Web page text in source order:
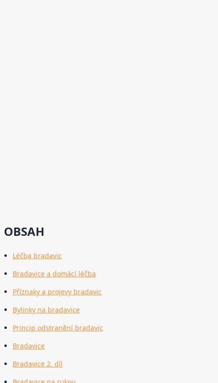
OBSAH
Léčba bradavic
Bradavice a domácí léčba
Příznaky a projevy bradavic
Bylinky na bradavice
Princip odstranění bradavic
Bradavice
Bradavice 2. díl